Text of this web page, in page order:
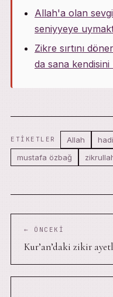
Allah'a olan
seniyyeye
Zikre sırtını
da sana
ETIKETLER Allah
mustafa özbağ
← ÖNCEKI
Kur’an’daki zikir